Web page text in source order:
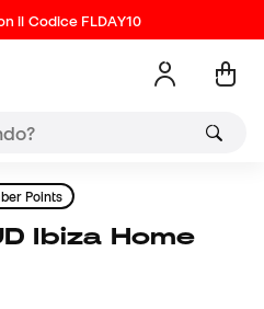
il Codice FLDAY10
Points